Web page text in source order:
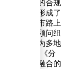
面临复杂的合规
业深耕，形成了
业跨境上市路上
年的资深顾问组
师，还曾为多地
出版专著《分
经验深度融合的